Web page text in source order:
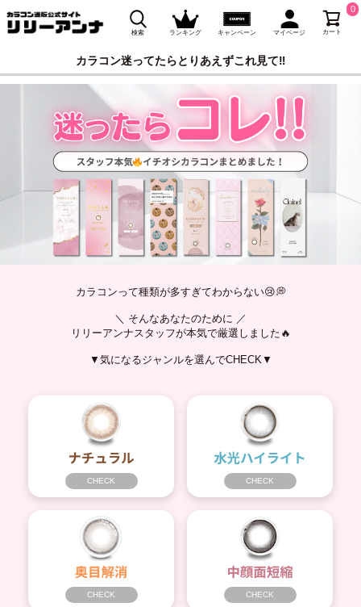
検索 ランキング キャンペーン マイページ カート
0
カラコン迷ってたらとりあえずこれ見て‼️
カラコンって種類が多すぎてわからない😢💭
＼ そんなあなたのために ／
リリーアンナスタッフが本気で厳選しました🔥
▼気になるジャンルを選んでCHECK▼
CHECK CHECK
CHECK CHECK